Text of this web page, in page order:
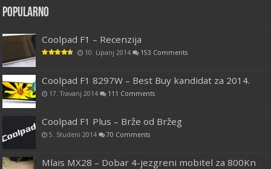
Popularno
Coolpad F1 – Recenzija
10. Lipanj 2014 153 Comments
Coolpad F1 8297W – Best Buy kandidat za 2014.
17. Travanj 2014 111 Comments
Coolpad F1 Plus – Brže od Bržeg
5. Studeni 2014 70 Comments
Mlais MX28 – Dobar 4-jezgreni mobitel za 800Kn